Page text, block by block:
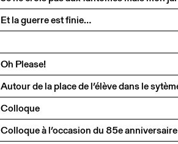
Et la guerre est finie…
Oh Please!
Colloque
Colloque à l’occasion du 85e anniversaire